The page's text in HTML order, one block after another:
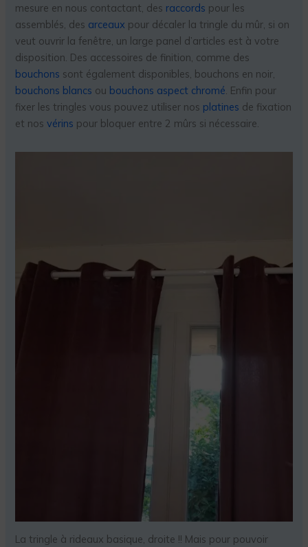
mesure en nous contactant, des raccords pour les
assemblés, des arceaux pour décaler la tringle du mûr, si on
veut ouvrir la fenêtre, un large panel d’articles est à votre
disposition. Des accessoires de finition, comme des
bouchons sont également disponibles, bouchons en noir,
bouchons blancs ou bouchons aspect chromé. Enfin pour
fixer les tringles vous pouvez utiliser nos platines de fixation
et nosvérins pour bloquer entre 2 mûrs si nécessaire.
La tringle à rideaux basique, droite !! Mais pour pouvoir